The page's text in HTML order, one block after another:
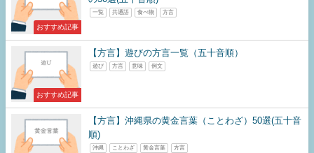
おすすめ記事
一覧 共通語 食べ物 方言
おすすめ記事
【方言】遊びの方言一覧（五十音順）
遊び 方言 意味 例文
【方言】沖縄県の黄金言葉（ことわざ）50選(五十音
順)
沖縄 ことわざ 黄金言葉 方言